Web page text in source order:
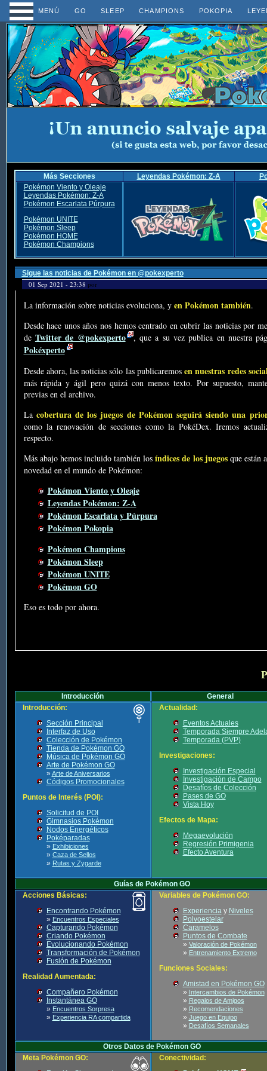
MENÚ GO SLEEP CHAMPIONS POKOPIA
Más Secciones Leyendas Pokémon: Z-A
Pokémon Viento y Oleaje
Leyendas Pokémon: Z-A
Pokémon Escarlata Púrpura
Pokémon UNITE
Pokémon Sleep
Pokémon HOME
Pokémon Champions
Sigue las noticias de Pokémon en @pokexperto
01 Sep 2021 - 23:38 por
La información sobre noticias evoluciona, y en Pokémon también.
Desde hace unos años nos hemos centrado en cubrir las noticias por
de Twitter de @pokexperto , que a su vez publica en nuestra
Pokéxperto
Desde ahora, las noticias sólo las publicaremosen nuestras redes
más rápida y ágil pero quizá con menos texto. Por supuesto,
previas en el archivo.
La cobertura de los juegos de Pokémon seguirá siendo una
como la renovación de secciones como la PokéDex. Iremos
respecto.
Más abajo hemos incluido también losíndices de los juegosque están
novedad en el mundo de Pokémon:
Pokémon Viento y Oleaje
Leyendas Pokémon: Z-A
Pokémon Escarlata y Púrpura
Pokémon Pokopia
Pokémon Champions
Pokémon Sleep
Pokémon UNITE
Pokémon GO
Eso es todo por ahora.
Introducción
General
Introducción:
Sección Principal
Interfaz de Uso
Colección de Pokémon
Tienda de Pokémon GO
Música de Pokémon GO
Arte de Pokémon GO
» Arte de Aniversarios
Códigos Promocionales
Puntos de Interés (POI):
Solicitud de POI
Gimnasios Pokémon
Nodos Energéticos
Poképaradas
» Exhibiciones
» Caza de Sellos
» Rutas y Zygarde
Actualidad:
Eventos Actuales
Temporada Siempre
Temporada (PVP)
Investigaciones:
Investigación Especial
Investigación de Campo
Desafíos de Colección
Pases de GO
Vista Hoy
Efectos de Mapa:
Megaevolución
Regresión Primigenia
Efecto Aventura
Guías de Pokémon GO
Acciones Básicas:
Encontrando Pokémon
» Encuentros Especiales
Capturando Pokémon
Criando Pokémon
Evolucionando Pokémon
Transformación de Pokémon
Fusión de Pokémon
Realidad Aumentada:
Compañero Pokémon
Instantánea GO
» Encuentros Sorpresa
» Experiencia RA compartida
Variables de Pokémon GO:
Experienciay Niveles
Polvoestelar
Caramelos
Puntos de Combate
» Valoración de Pokémon
» Entrenamiento Extremo
Funciones Sociales:
Amistad en Pokémon GO
» Intercambios de Pokémon
» Regalos de Amigos
» Recomendaciones
» Juego en Equipo
» Desafíos Semanales
Otros Datos de Pokémon GO
Meta Pokémon GO:
Conectividad: